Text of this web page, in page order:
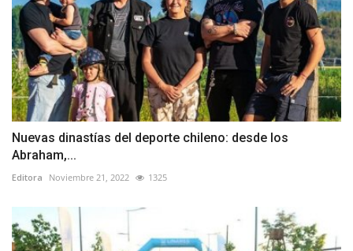
Nuevas dinastías del deporte chileno: desde los
Abraham,...
Editora Noviembre 21, 2022 1325